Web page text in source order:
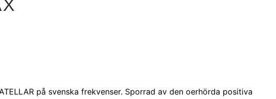
på svenska frekvenser. Sporrad av den oerhörda positiva